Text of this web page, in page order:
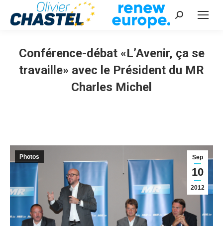
Recherche
Conférence-débat «L’Avenir, ça se
travaille» avec le Président du MR
Charles Michel
Sep
10
2012
Photos